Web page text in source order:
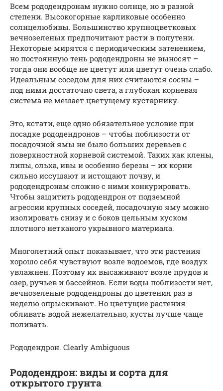
Всем рододендронам нужно солнце, но в разной
степени. Высокогорные карликовые особенно
солнцелюбивы. Большинство крупноцветковых
вечнозеленых предпочитают расти в полутени.
Некоторые мирятся с периодическим затенением,
но постоянную тень рододендроны не выносят –
тогда они вообще не цветут или цветут очень слабо.
Идеальным соседом для них считаются сосны –
под ними достаточно света, а глубокая корневая
система не мешает цветущему кустарнику.
Это, кстати, еще одно обязательное условие при
посадке рододендронов – чтобы поблизости от
посадочной ямы не было больших деревьев с
поверхностной корневой системой. Таких как клены,
липы, ольха, ивы и особенно березы – их корни
сильно иссушают и истощают почву, и
рододендронам сложно с ними конкурировать.
Чтобы защитить рододендрон от подземной
агрессии крупных соседей, посадочную яму можно
изолировать снизу и с боков цельным куском
плотного нетканого укрывного материала.
Многолетний опыт показывает, что эти растения
хорошо себя чувствуют возле водоемов, где воздух
увлажнен. Поэтому их высаживают возле прудов и
озер, ручьев и бассейнов. Если воды поблизости нет,
вечнозеленые рододендроны до цветения раз в
неделю опрыскивают. Но цветущие растения
обливать водой нежелательно, кусты лучше чаще
поливать.
Рододендрон. Clearly Ambiguous
Рододендрон: виды и сорта для
открытого грунта